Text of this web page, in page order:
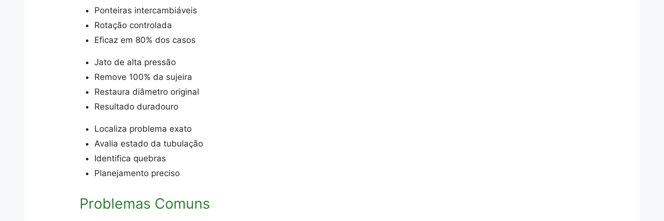
Ponteiras intercambiáveis
Rotação controlada
Eficaz em 80% dos casos
Jato de alta pressão
Remove 100% da sujeira
Restaura diâmetro original
Resultado duradouro
Localiza problema exato
Avalia estado da tubulação
Identifica quebras
Planejamento preciso
Problemas Comuns